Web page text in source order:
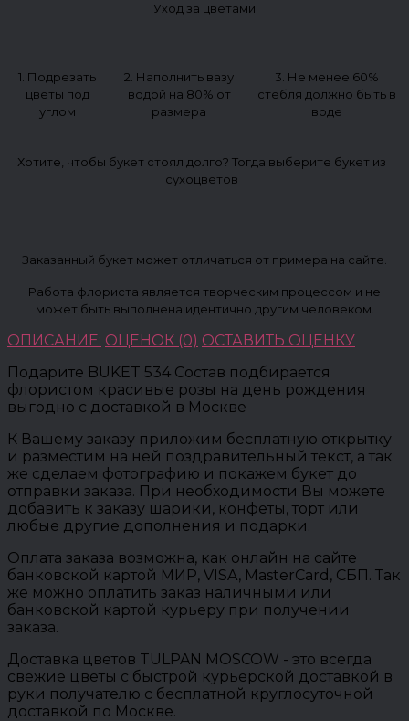
Уход за цветами
1. Подрезать
цветы под
углом
2. Наполнить вазу
водой на 80% от
размера
3. Не менее 60%
стебля должно быть в
воде
Хотите, чтобы букет стоял долго? Тогда выберите букет из
сухоцветов
Заказанный букет может отличаться от примера на сайте.
Работа флориста является творческим процессом и не
может быть выполнена идентично другим человеком.
ОПИСАНИЕ: ОЦЕНОК (0) ОСТАВИТЬ ОЦЕНКУ
Подарите BUKET 534 Состав подбирается
флористом красивые розы на день рождения
выгодно с доставкой в Москве
К Вашему заказу приложим бесплатную открытку
и разместим на ней поздравительный текст, а так
же сделаем фотографию и покажем букет до
отправки заказа. При необходимости Вы можете
добавить к заказу шарики, конфеты, торт или
любые другие дополнения и подарки.
Оплата заказа возможна, как онлайн на сайте
банковской картой МИР, VISA, MasterCard, СБП. Так
же можно оплатить заказ наличными или
банковской картой курьеру при получении
заказа.
Доставка цветов TULPAN MOSCOW - это всегда
свежие цветы с быстрой курьерской доставкой в
руки получателю с бесплатной круглосуточной
доставкой по Москве.